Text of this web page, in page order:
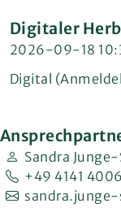
Digitaler
2026-09-18
Digital
Sandra
+49 4141
sandra.junge-